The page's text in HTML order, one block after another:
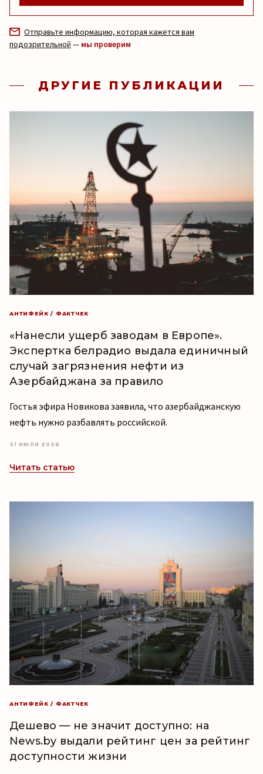
Отправьте информацию, которая кажется вам
подозрительной — мы проверим
ДРУГИЕ ПУБЛИКАЦИИ
АНТИФЕЙК / ФАКТЧЕК
«Нанесли ущерб заводам в Европе».
Экспертка белрадио выдала единичный
случай загрязнения нефти из
Азербайджана за правило
Гостья эфира Новикова заявила, что азербайджанскую
нефть нужно разбавлять российской.
31 ИЮЛЯ 2026
Читать статью
АНТИФЕЙК / ФАКТЧЕК
Дешево — не значит доступно: на
News.by выдали рейтинг цен за рейтинг
доступности жизни